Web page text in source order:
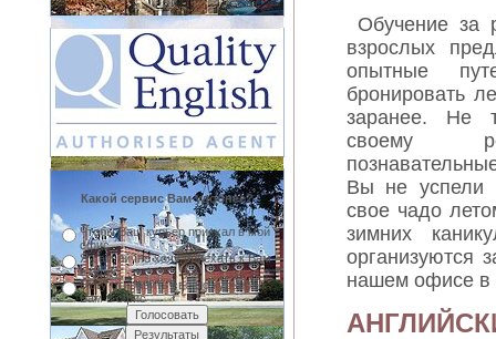
Обучение за
взрослых
опытные
бронировать
заранее. Не
своему
Вы не успели
свое чадо
зимних
организуются
нашем офисе в
Какой сервис Вам удобнее?
Чтобы Ваш курьер приехал в мой
офис
Я сам лично хочу приехать к Вам
в офис
Могу отправить своего курьера к
Вам в офис